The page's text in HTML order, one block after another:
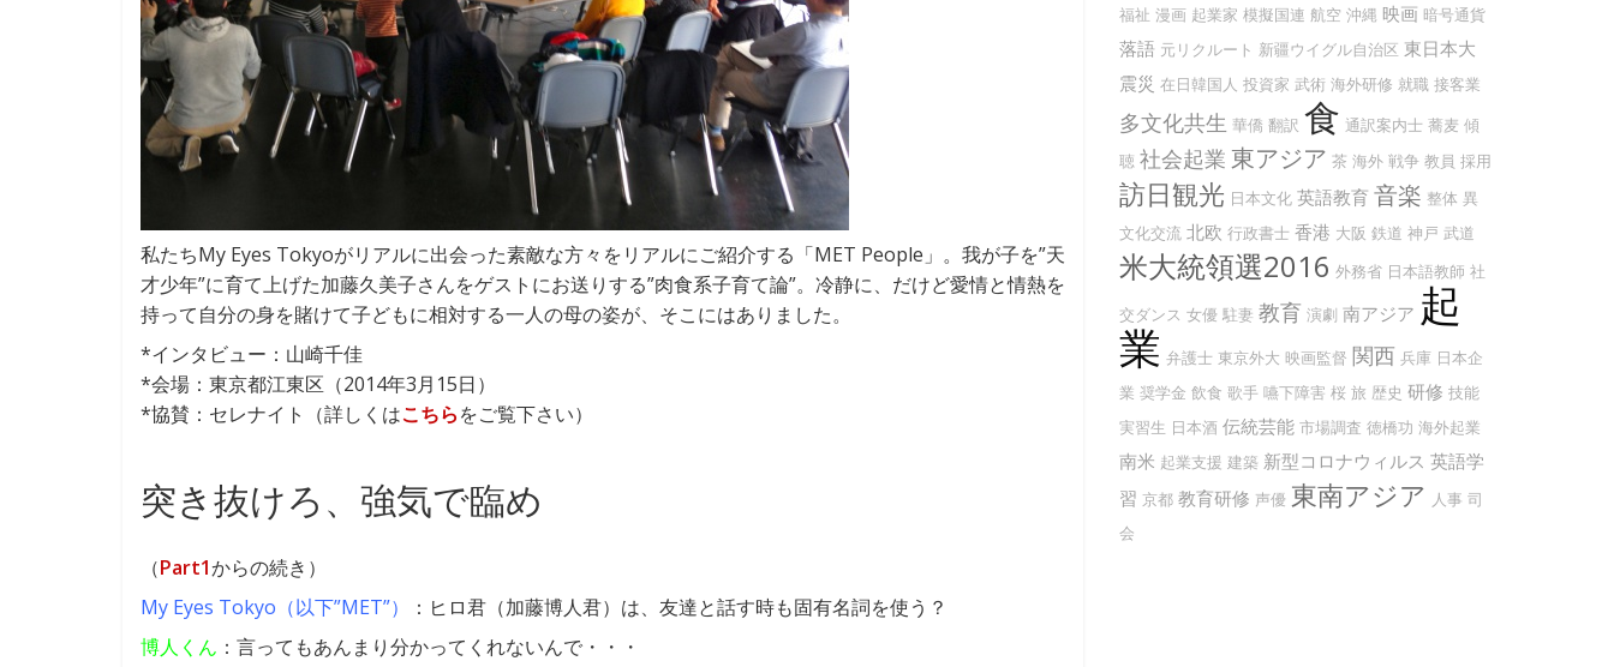
私たちMy Eyes Tokyoがリアルに出会った素敵な方々をリアルにご紹介する「MET People」。我が子を”天
才少年”に育て上げた加藤久美子さんをゲストにお送りする”肉食系子育て論”。冷静に、だけど愛情と情熱を
持って自分の身を賭けて子どもに相対する一人の母の姿が、そこにはありました。
*インタビュー：山崎千佳
*会場：東京都江東区（2014年3月15日）
*協賛：セレナイト（詳しくはこちらをご覧下さい）
突き抜けろ、強気で臨め
（Part1からの続き）
My Eyes Tokyo（以下”MET”）
：ヒロ君（加藤博人君）は、友達と話す時も固有名詞を使う？
博人くん ：言ってもあんまり分かってくれないんで・・・
福祉 漫画 起業家 模擬国連 航空 沖縄 映画 暗号通貨
落語 元リクルート 新疆ウイグル自治区 東日本大
震災 在日韓国人 投資家 武術 海外研修 就職 接客業
多文化共生 華僑 翻訳 食 通訳案内士 蕎麦 傾
聴 社会起業 東アジア 茶 海外 戦争 教員 採用
訪日観光 日本文化 英語教育 音楽 整体 異
文化交流 北欧 行政書士 香港 大阪 鉄道 神戸 武道
米大統領選2016 外務省 日本語教師 社
交ダンス 女優 駐妻 教育 演劇 南アジア 起
業 弁護士 東京外大 映画監督 関西 兵庫 日本企
業 奨学金 飲食 歌手 嚥下障害 桜 旅 歴史 研修 技能
実習生 日本酒 伝統芸能 市場調査 徳橋功 海外起業
南米 起業支援 建築 新型コロナウィルス 英語学
習 京都 教育研修 声優 東南アジア 人事 司
会